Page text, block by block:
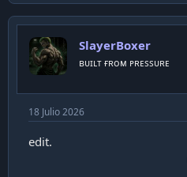
c
t
o
n
s
SlayerBoxer
ʙᴜɪʟᴛ ғʀᴏᴍ ᴘʀᴇssᴜʀᴇ
18 Julio 2026
edit.